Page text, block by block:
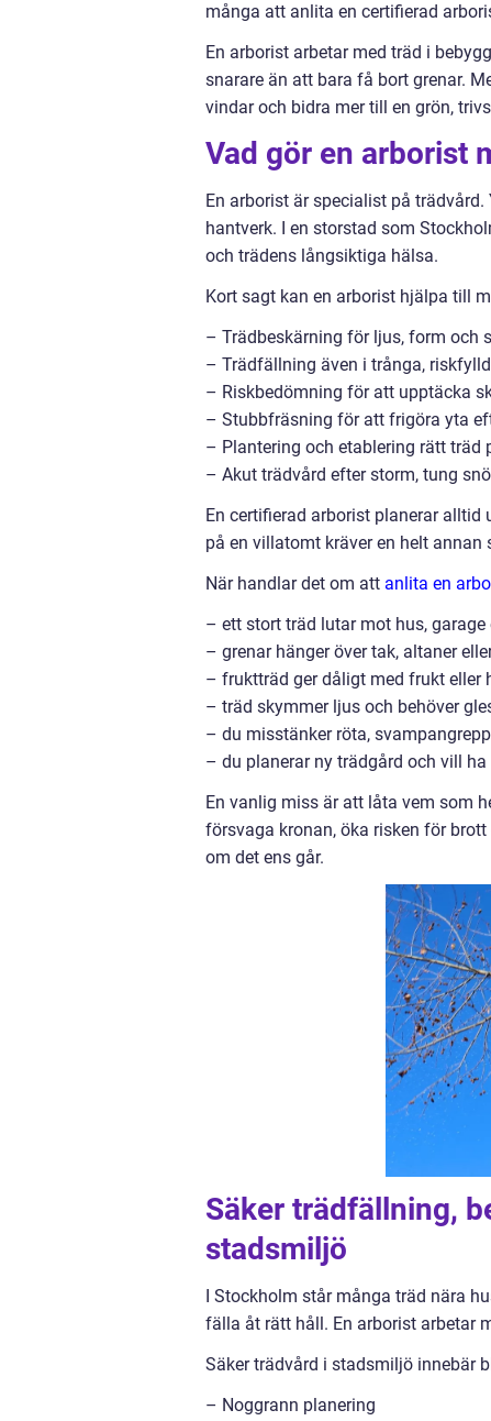
många att anlita en certifierad
En arborist arbetar med träd i
snarare än att bara få bort grenar.
vindar och bidra mer till en grön,
Vad gör en arborist
En arborist är specialist på
hantverk. I en storstad som
och trädens långsiktiga hälsa.
Kort sagt kan en arborist hjälpa till
– Trädbeskärning för ljus, form och
– Trädfällning även i trånga,
– Riskbedömning för att upptäcka
– Stubbfräsning för att frigöra yta
– Plantering och etablering rätt träd
– Akut trädvård efter storm, tung
En certifierad arborist planerar
på en villatomt kräver en helt
När handlar det om att anlita en
– ett stort träd lutar mot hus, garage
– grenar hänger över tak, altaner
– fruktträd ger dåligt med frukt eller
– träd skymmer ljus och behöver
– du misstänker röta,
– du planerar ny trädgård och vill
En vanlig miss är att låta vem som
försvaga kronan, öka risken för
om det ens går.
Säker trädfällning,
stadsmiljö
I Stockholm står många träd nära
fälla åt rätt håll. En arborist arbetar
Säker trädvård i stadsmiljö innebär
– Noggrann planering